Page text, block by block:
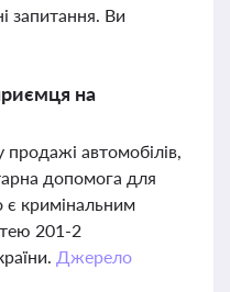
запитання. Ви
на
автомобілів,
допомога для
кримінальним
201-2
Джерело